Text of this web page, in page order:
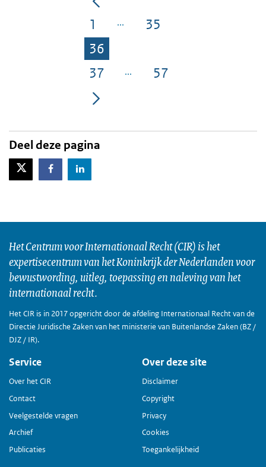
Pagina
1 Pagina
35
Pagina
36
Pagina
37 Pagina
57
Deel deze pagina
X-TwitterFacebookLinkedIn
Het Centrum voor Internationaal Recht (CIR) is het
expertisecentrum van het Koninkrijk der Nederlanden voor
bewustwording, uitleg, toepassing en naleving van het
internationaal recht.
Het CIR is in 2017 opgericht door de afdeling Internationaal Recht van de
Directie Juridische Zaken van het ministerie van Buitenlandse Zaken (BZ /
DJZ / IR).
Service
Over het CIR
Contact
Veelgestelde vragen
Archief
Publicaties
Over deze site
Disclaimer
Copyright
Privacy
Cookies
Toegankelijkheid